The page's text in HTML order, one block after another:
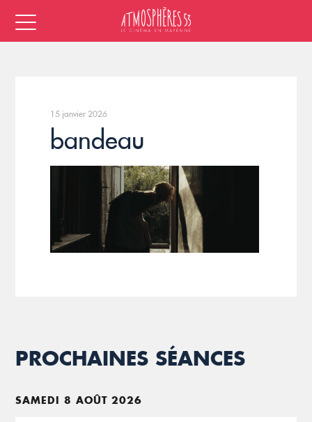
15 janvier 2026
bandeau
PROCHAINES SÉANCES
SAMEDI 8 AOÛT 2026